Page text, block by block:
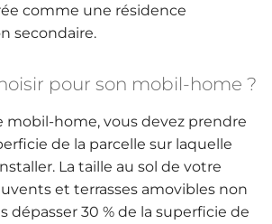
comme une résidence
secondaire.
pour son mobil-home ?
mobil-home, vous devez prendre
de la parcelle sur laquelle
La taille au sol de votre
et terrasses amovibles non
dépasser 30 % de la superficie de